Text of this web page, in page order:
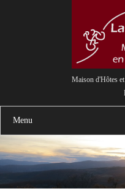
Maison d'Hôtes
Menu